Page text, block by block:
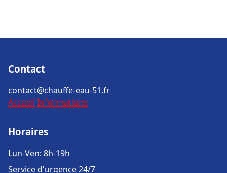
Contact
contact@chauffe-eau-51.fr
Accueil Informations
Horaires
Lun-Ven: 8h-19h
Service d'urgence 24/7